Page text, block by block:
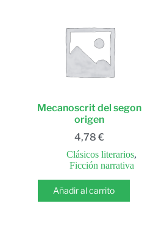
Mecanoscrit del segon
origen
4,78€
Clásicos literarios,
Ficción narrativa
Añadir al carrito